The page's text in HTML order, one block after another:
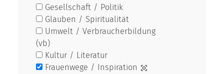
Gesellschaft / Politik
Glauben / Spiritualität
Umwelt / Verbraucherbildung
(vb)
Kultur / Literatur
Frauenwege / Inspiration